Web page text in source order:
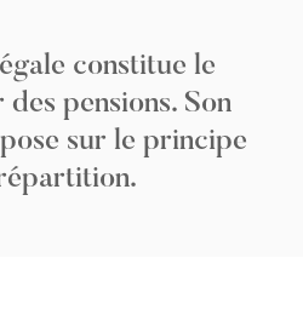
constitue le
pensions. Son
sur le principe